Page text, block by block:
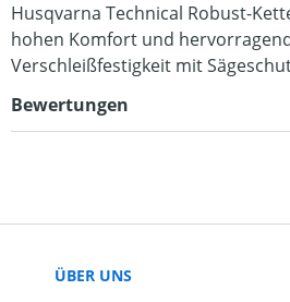
Husqvarna Technical Robust-
hohen Komfort und
Verschleißfestigkeit mit
Bewertungen
ÜBER UNS